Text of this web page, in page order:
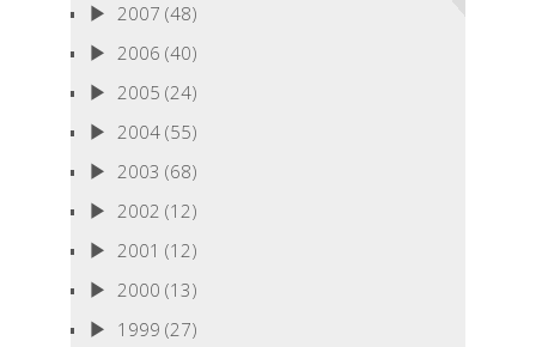
2007 (48)
2006 (40)
2005 (24)
2004 (55)
2003 (68)
2002 (12)
2001 (12)
2000 (13)
1999 (27)